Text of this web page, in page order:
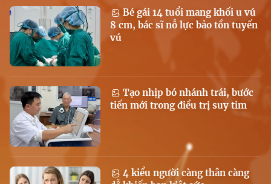
Bé gái 14 tuổi mang khối u vú
8 cm, bác sĩ nỗ lực bảo tồn tuyến
vú
Tạo nhịp bó nhánh trái, bước
tiến mới trong điều trị suy tim
4 kiểu người càng thân càng